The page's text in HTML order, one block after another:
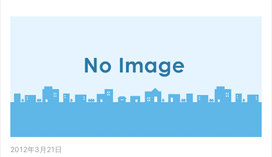
2012年3月21日